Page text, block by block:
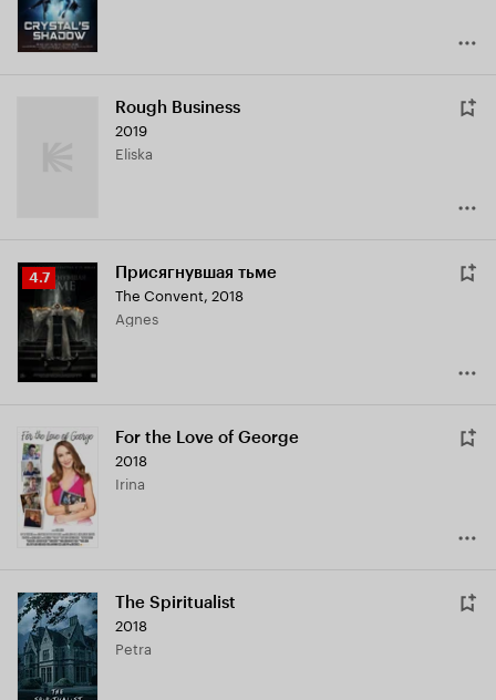
Rough Business
2019
Eliska
Рейтинг
Кинопоиска
4.7
4.7 Присягнувшая тьме
The Convent, 2018
Agnes
For the Love of George
2018
Irina
The Spiritualist
2018
Petra